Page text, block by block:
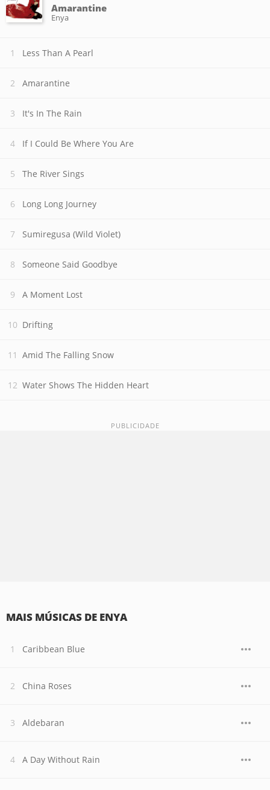
Amarantine
Enya
Less Than A Pearl
Amarantine
It's In The Rain
If I Could Be Where You Are
The River Sings
Long Long Journey
Sumiregusa (Wild Violet)
Someone Said Goodbye
A Moment Lost
Drifting
Amid The Falling Snow
Water Shows The Hidden Heart
MAIS MÚSICAS DE ENYA
Caribbean Blue
China Roses
Aldebaran
A Day Without Rain